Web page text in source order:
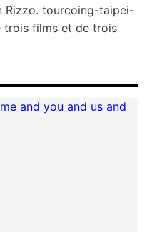
Rizzo. tourcoing-taipei-
trois films et de trois